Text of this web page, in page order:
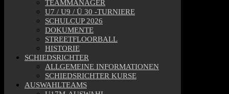
TEAMMANAGER
U7 / U9 / Ü 30 -TURNIERE
SCHULCUP 2026
DOKUMENTE
STREETFLOORBALL
HISTORIE
SCHIEDSRICHTER
ALLGEMEINE INFORMATIONEN
SCHIEDSRICHTER KURSE
AUSWAHLTEAMS